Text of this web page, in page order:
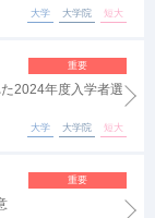
大学 大学院 短大
重要
2024年度入学者選
大学 大学院 短大
重要